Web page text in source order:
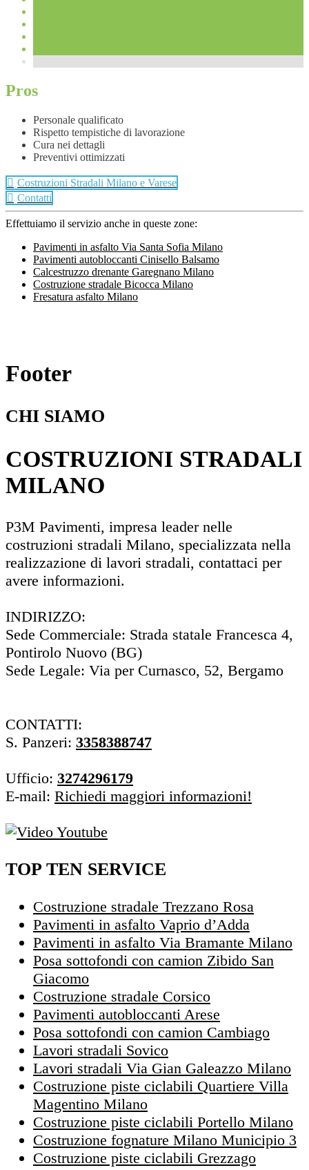
Pros
Personale qualificato
Rispetto tempistiche di lavorazione
Cura nei dettagli
Preventivi ottimizzati
Costruzioni Stradali Milano e Varese
Contatti
Effettuiamo il servizio anche in queste zone:
Pavimenti in asfalto Via Santa Sofia Milano
Pavimenti autobloccanti Cinisello Balsamo
Calcestruzzo drenante Garegnano Milano
Costruzione stradale Bicocca Milano
Fresatura asfalto Milano
Footer
CHI SIAMO
COSTRUZIONI STRADALI
MILANO
P3M Pavimenti, impresa leader nelle
costruzioni stradali Milano, specializzata nella
realizzazione di lavori stradali, contattaci per
avere informazioni.
INDIRIZZO:
Sede Commerciale: Strada statale Francesca 4,
Pontirolo Nuovo (BG)
Sede Legale: Via per Curnasco, 52, Bergamo
CONTATTI:
S. Panzeri: 3358388747
Ufficio: 3274296179
E-mail: Richiedi maggiori informazioni!
TOP TEN SERVICE
Costruzione stradale Trezzano Rosa
Pavimenti in asfalto Vaprio d’Adda
Pavimenti in asfalto Via Bramante Milano
Posa sottofondi con camion Zibido San
Giacomo
Costruzione stradale Corsico
Pavimenti autobloccanti Arese
Posa sottofondi con camion Cambiago
Lavori stradali Sovico
Lavori stradali Via Gian Galeazzo Milano
Costruzione piste ciclabili Quartiere Villa
Magentino Milano
Costruzione piste ciclabili Portello Milano
Costruzione fognature Milano Municipio 3
Costruzione piste ciclabili Grezzago